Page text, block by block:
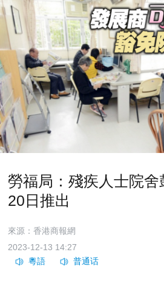
勞福局：殘疾人士院舍
20日推出
來源：香港商報網
2023-12-13 14:27